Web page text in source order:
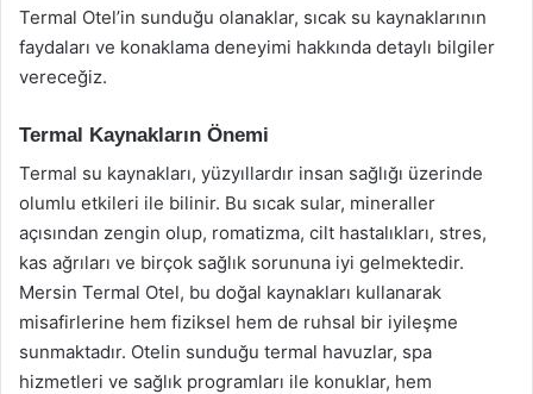
Termal Otel’in sunduğu olanaklar, sıcak su kaynaklarının
faydaları ve konaklama deneyimi hakkında detaylı bilgiler
vereceğiz.
Termal Kaynakların Önemi
Termal su kaynakları, yüzyıllardır insan sağlığı üzerinde
olumlu etkileri ile bilinir. Bu sıcak sular, mineraller
açısından zengin olup, romatizma, cilt hastalıkları, stres,
kas ağrıları ve birçok sağlık sorununa iyi gelmektedir.
Mersin Termal Otel, bu doğal kaynakları kullanarak
misafirlerine hem fiziksel hem de ruhsal bir iyileşme
sunmaktadır. Otelin sunduğu termal havuzlar, spa
hizmetleri ve sağlık programları ile konuklar, hem